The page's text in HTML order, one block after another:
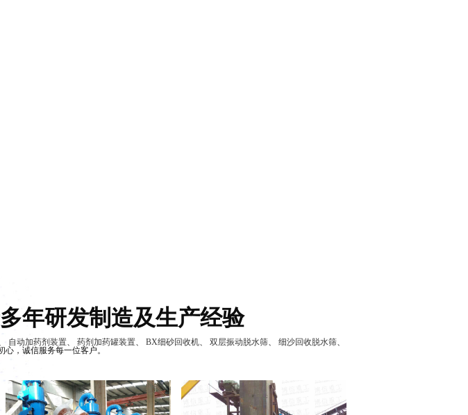
年研发制造及生产经验
自动加药剂装置、 药剂加药罐装置、 BX细砂回收机、 双层振动脱水筛、 细沙回收脱水筛、
，诚信服务每一位客户。